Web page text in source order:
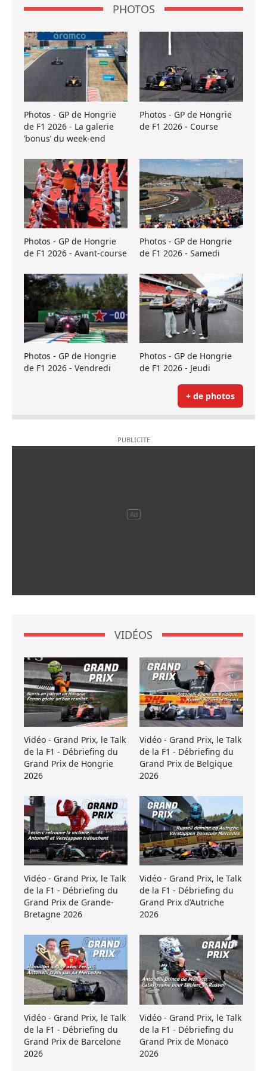
PHOTOS
Photos - GP de Hongrie
de F1 2026 - La galerie
’bonus’ du week-end
Photos - GP de Hongrie
de F1 2026 - Course
Photos - GP de Hongrie
de F1 2026 - Avant-course
Photos - GP de Hongrie
de F1 2026 - Samedi
Photos - GP de Hongrie
de F1 2026 - Vendredi
Photos - GP de Hongrie
de F1 2026 - Jeudi
+ de photos
VIDÉOS
Vidéo - Grand Prix, le Talk
de la F1 - Débriefing du
Grand Prix de Hongrie
2026
Vidéo - Grand Prix, le Talk
de la F1 - Débriefing du
Grand Prix de Belgique
2026
Vidéo - Grand Prix, le Talk
de la F1 - Débriefing du
Grand Prix de Grande-
Bretagne 2026
Vidéo - Grand Prix, le Talk
de la F1 - Débriefing du
Grand Prix d’Autriche
2026
Vidéo - Grand Prix, le Talk
de la F1 - Débriefing du
Grand Prix de Barcelone
2026
Vidéo - Grand Prix, le Talk
de la F1 - Débriefing du
Grand Prix de Monaco
2026